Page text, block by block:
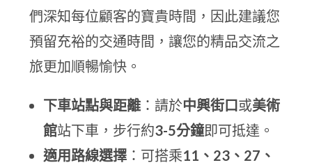
們深知每位顧客的寶貴時間，因此建議您
預留充裕的交通時間，讓您的精品交流之
旅更加順暢愉快。
下車站點與距離 ：請於中興街口或美術
館站下車，步行約3-5分鐘即可抵達。
適用路線選擇 ：可搭乘11、23、27、